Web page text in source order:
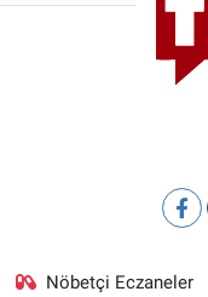
Nöbetçi Eczaneler